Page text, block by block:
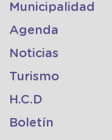
Municipalidad
Agenda
Noticias
Turismo
H.C.D
Boletín